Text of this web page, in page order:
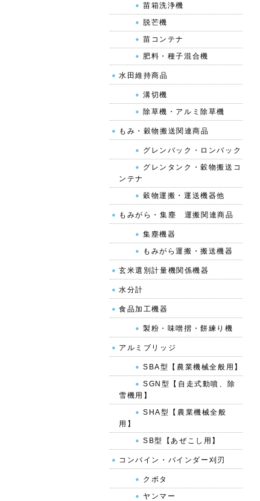
苗箱洗浄機
脱芒機
苗コンテナ
肥料・種子混合機
水田維持商品
溝切機
除草機・アルミ除草機
もみ・穀物搬送関連商品
グレンバック・ロンバック
グレンタンク・穀物搬送コ
ンテナ
穀物運搬・運送機器他
もみがら・集塵 運搬関連商品
集塵機器
もみがら運搬・搬送機器
玄米選別計量機関係機器
水分計
食品加工機器
製粉・味噌摺・餅練り機
アルミブリッジ
SBA型【農業機械全般用】
SGN型【自走式動噴、除
雪機用】
SHA型【農業機械全般
用】
SB型【あぜこし用】
コンバイン・バインダー刈刃
クボタ
ヤンマー